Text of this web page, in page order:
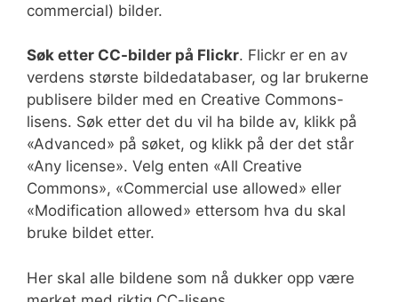
commercial) bilder.
Søk etter CC-bilder på Flickr. Flickr er en av
verdens største bildedatabaser, og lar brukerne
publisere bilder med en Creative Commons-
lisens. Søk etter det du vil ha bilde av, klikk på
«Advanced» på søket, og klikk på der det står
«Any license». Velg enten «All Creative
Commons», «Commercial use allowed» eller
«Modification allowed» ettersom hva du skal
bruke bildet etter.
Her skal alle bildene som nå dukker opp være